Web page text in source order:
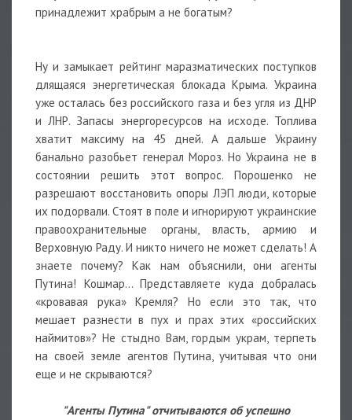
принадлежит храбрым а не богатым?
Ну и замыкает рейтинг маразматических поступков
длящаяся энергетическая блокада Крыма. Украина
уже осталась без российского газа и без угля из ДНР
и ЛНР. Запасы энергоресурсов на исходе. Топлива
хватит максиму на 45 дней. А дальше Украину
банально разобьет генерал Мороз. Но Украина не в
состоянии решить этот вопрос. Порошенко не
разрешают восстановить опоры ЛЭП люди, которые
их подорвали. Стоят в поле и игнорируют украинские
правоохранительные органы, власть, армию и
Верховную Раду. И никто ничего не может сделать! А
знаете почему? Как нам объяснили, они агенты
Путина! Кошмар… Представляете куда добралась
«кровавая рука» Кремля? Но если это так, что
мешает разнести в пух и прах этих «российских
наймитов»? Не стыдно Вам, гордым украм, терпеть
на своей земле агентов Путина, учитывая что они
еще и не скрываются?
"Агенты Путина" отчитываются об успешно